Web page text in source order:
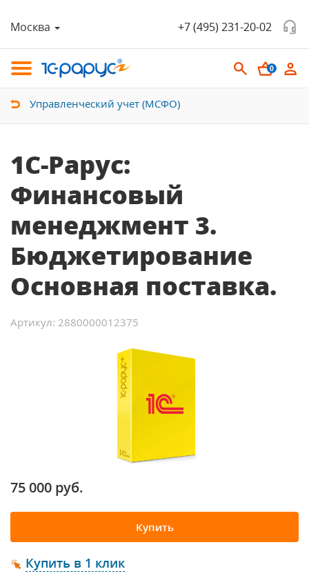
Москва +7 (495) 231-20-02
0
Управленческий учет (МСФО)
1С-Рарус:
Финансовый
менеджмент 3.
Бюджетирование
Основная поставка.
Артикул: 2880000012375
75 000 руб.
Купить
Купить в 1 клик